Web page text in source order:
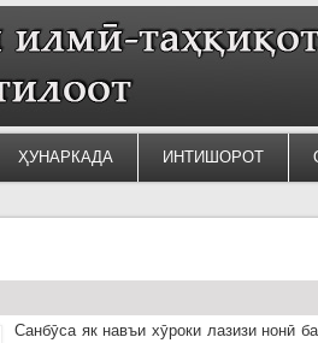
ҲУНАРКАДА ИНТИШОРОТ
Санбӯса як навъи хӯроки лазизи нонӣ